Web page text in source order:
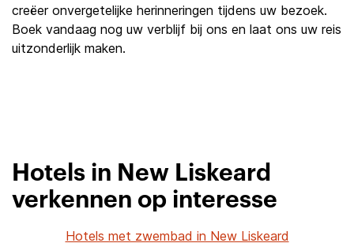
creëer onvergetelijke herinneringen tijdens uw bezoek.
Boek vandaag nog uw verblijf bij ons en laat ons uw reis
uitzonderlijk maken.
Hotels in New Liskeard
verkennen op interesse
Hotels met zwembad in New Liskeard